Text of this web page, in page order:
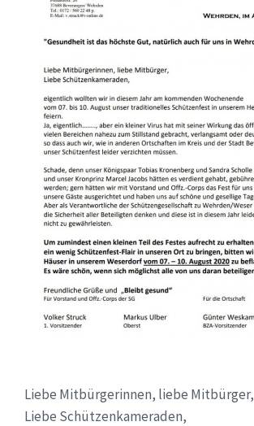
Liebe Mitbürgerinnen, liebe Mitbürger,
Liebe Schützenkameraden,